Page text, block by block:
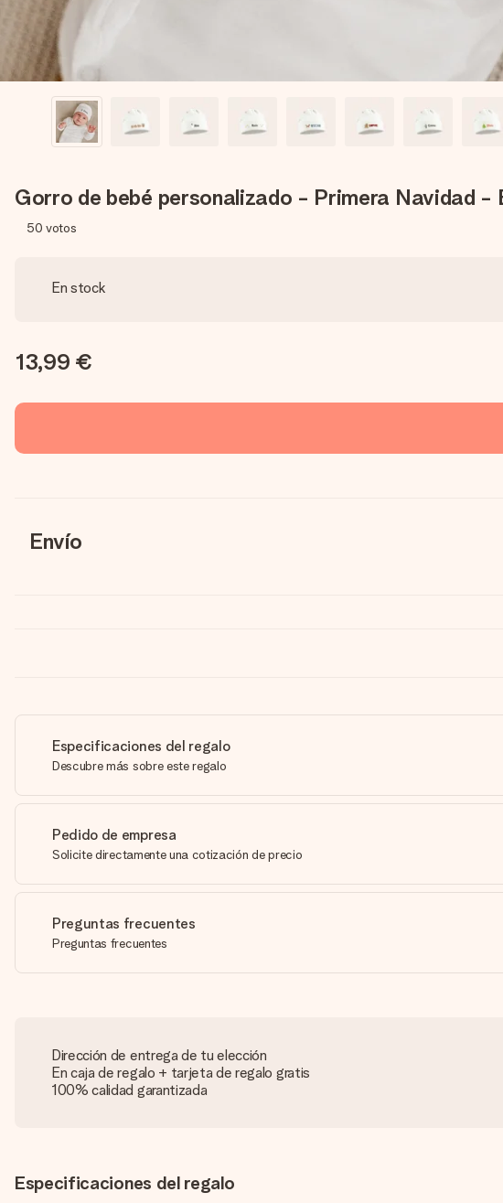
Gorro de bebé personalizado - Primera Navidad -
50 votos
En stock
13,99 €
Envío
Especificaciones del regalo
Descubre más sobre este regalo
Pedido de empresa
Solicite directamente una cotización de precio
Preguntas frecuentes
Preguntas frecuentes
Dirección de entrega de tu elección
En caja de regalo + tarjeta de regalo gratis
100% calidad garantizada
Especificaciones del regalo